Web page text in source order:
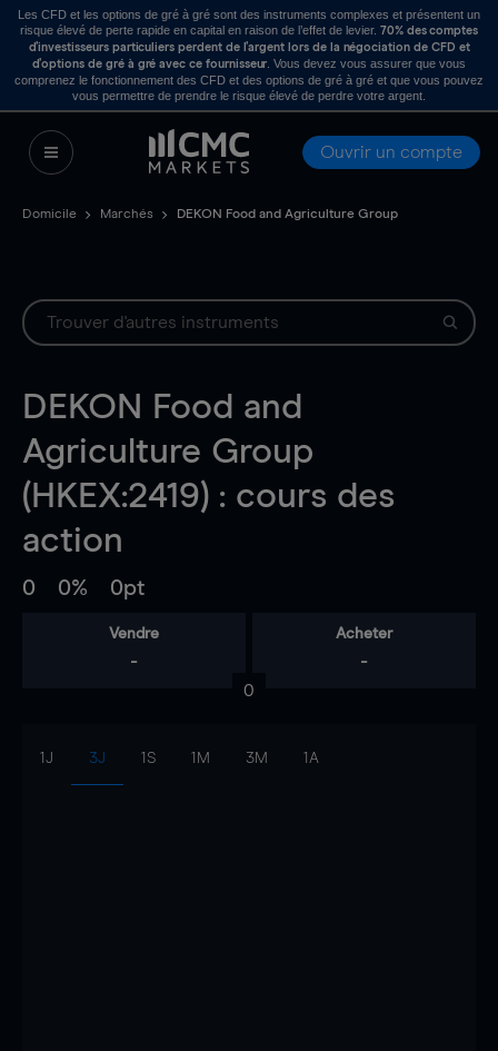
Les CFD et les options de gré à gré sont des instruments complexes et présentent un
risque élevé de perte rapide en capital en raison de l’effet de levier. 70% des comptes
d’investisseurs particuliers perdent de l’argent lors de la négociation de CFD et
d’options de gré à gré avec ce fournisseur . Vous devez vous assurer que vous
comprenez le fonctionnement des CFD et des options de gré à gré et que vous pouvez
vous permettre de prendre le risque élevé de perdre votre argent.
Ouvrir un compte
Domicile Marchés DEKON Food and Agriculture Group
DEKON Food and
Agriculture Group
(HKEX:2419) : cours des
action
0 0% 0pt
Vendre
-
Acheter
-
0
1J 3J 1S 1M 3M 1A